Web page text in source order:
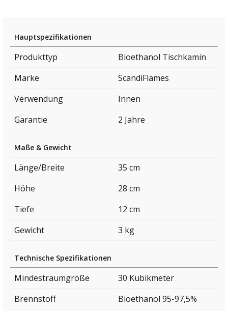
Hauptspezifikationen
Produkttyp
Bioethanol Tischkamin
Marke
ScandiFlames
Verwendung
Innen
Garantie
2 Jahre
Maße & Gewicht
Länge/Breite
35 cm
Höhe
28 cm
Tiefe
12 cm
Gewicht
3 kg
Technische Spezifikationen
Mindestraumgröße
30 Kubikmeter
Brennstoff
Bioethanol 95-97,5%